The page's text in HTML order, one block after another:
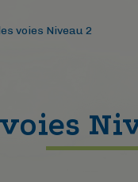
voies Niveau 2